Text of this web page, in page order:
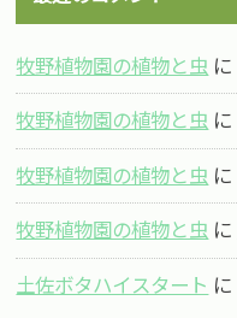
牧野植物園の植物と虫 に
牧野植物園の植物と虫 に
牧野植物園の植物と虫 に
牧野植物園の植物と虫 に
土佐ボタハイスタート に